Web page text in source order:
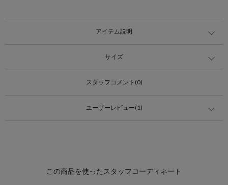
アイテム説明
サイズ
スタッフコメント(0)
ユーザーレビュー(1)